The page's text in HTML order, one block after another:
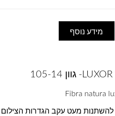
מידע נוסף
להשתנות מעט עקב הגדרות